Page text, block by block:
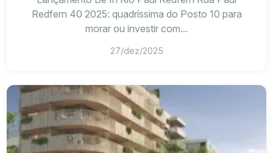
Redfern 40 2025: quadríssima do Posto 10 para
morar ou investir com...
27/dez/2025